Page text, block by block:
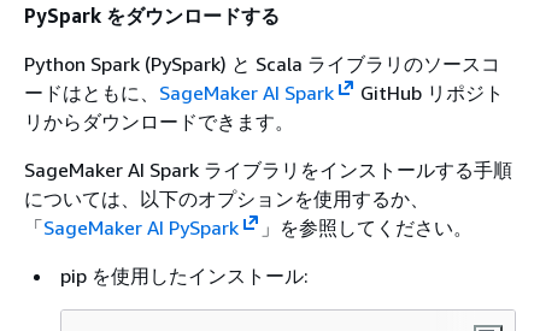
PySpark をダウンロードする
Python Spark (PySpark) と Scala ライブラリのソースコ
ードはともに、 SageMaker AI Spark
GitHub リポジト
リからダウンロードできます。
SageMaker AI Spark ライブラリをインストールする手順
については、以下のオプションを使用するか、
「SageMaker AI PySpark
」を参照してください。
pip を使用したインストール: